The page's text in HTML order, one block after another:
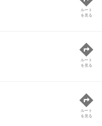
ルート
を見る
ルート
を見る
ルート
を見る